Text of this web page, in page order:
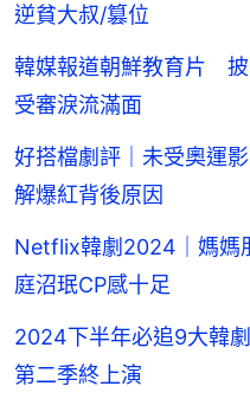
逆貧大叔/篡位
韓媒報道朝鮮教育片 披
受審淚流滿面
好搭檔劇評｜未受奧運
解爆紅背後原因
Netflix韓劇2024｜媽
庭沼珉CP感十足
2024下半年必追9大韓
第二季終上演